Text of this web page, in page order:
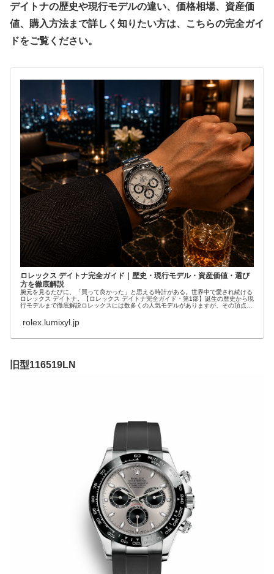
デイトナの歴史や現行モデルの違い、価格相場、資産価
値、購入方法まで詳しく知りたい方は、こちらの完全ガイ
ドをご覧ください。
ロレックス デイトナ完全ガイド｜歴史・現行モデル・資産価値・選び
方を徹底解説
腕元を見るたびに、「買って良かった」と思える時計がある。世界中で愛され続ける
ロレックス デイトナ。【ロレックス デイトナ完全ガイド・第1部】誕生の歴史から現
行モデルまで徹底解説ロレックスには数多くの人気モデルがありますが、その頂点に
rolex.lumixyl.jp
旧型116519LN